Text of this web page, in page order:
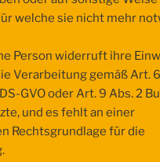
welche sie nicht mehr
Person widerruft ihre
Verarbeitung gemäß Art. 6
GVO oder Art. 9 Abs. 2
und es fehlt an einer
Rechtsgrundlage für die